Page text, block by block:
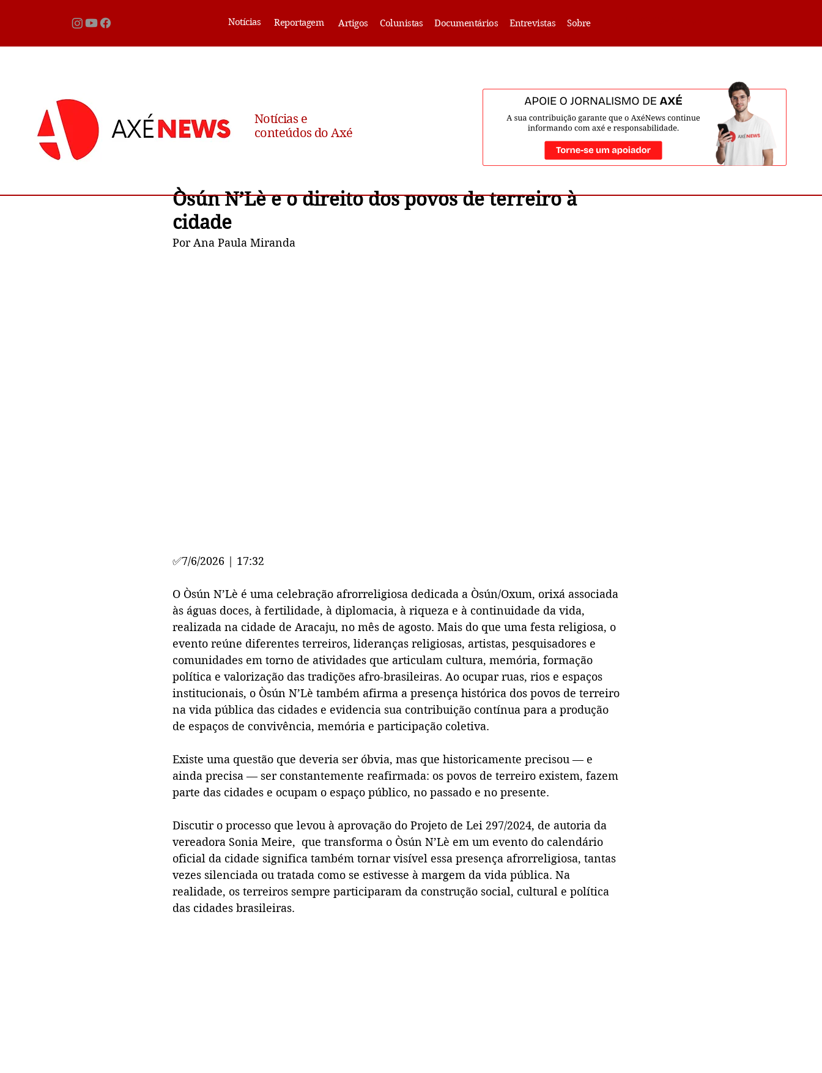
Notícias Reportagem Artigos Colunistas Documentários Entrevistas Sobre
Notícias e
conteúdos do Axé
Òsún N’Lè e o direito dos povos de terreiro à
cidade
Por Ana Paula Miranda
✅7/6/2026 | 17:32
O Òsún N’Lè é uma celebração afrorreligiosa dedicada a Òsún/Oxum, orixá associada
às águas doces, à fertilidade, à diplomacia, à riqueza e à continuidade da vida,
realizada na cidade de Aracaju, no mês de agosto. Mais do que uma festa religiosa, o
evento reúne diferentes terreiros, lideranças religiosas, artistas, pesquisadores e
comunidades em torno de atividades que articulam cultura, memória, formação
política e valorização das tradições afro-brasileiras. Ao ocupar ruas, rios e espaços
institucionais, o Òsún N’Lè também afirma a presença histórica dos povos de terreiro
na vida pública das cidades e evidencia sua contribuição contínua para a produção
de espaços de convivência, memória e participação coletiva.
Existe uma questão que deveria ser óbvia, mas que historicamente precisou — e
ainda precisa — ser constantemente reafirmada: os povos de terreiro existem, fazem
parte das cidades e ocupam o espaço público, no passado e no presente.
Discutir o processo que levou à aprovação do Projeto de Lei 297/2024, de autoria da
vereadora Sonia Meire,  que transforma o Òsún N’Lè em um evento do calendário
oficial da cidade significa também tornar visível essa presença afrorreligiosa, tantas
vezes silenciada ou tratada como se estivesse à margem da vida pública. Na
realidade, os terreiros sempre participaram da construção social, cultural e política
das cidades brasileiras.